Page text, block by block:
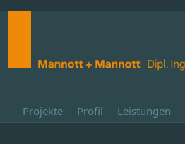
Projekte Profil Leistungen